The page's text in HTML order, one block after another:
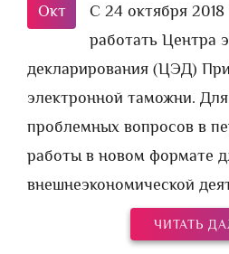
Окт
С 24 октября 2018
работать Центра
декларирования (ЦЭД)
электронной таможни.
проблемных вопросов в
работы в новом формате
внешнеэкономической
ЧИТАТЬ